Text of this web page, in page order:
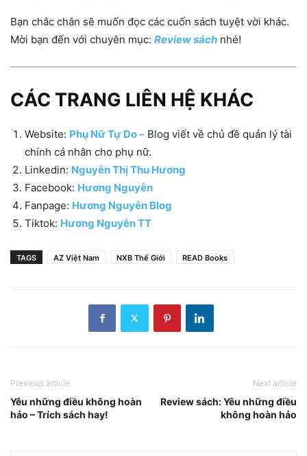
Bạn chắc chắn sẽ muốn đọc các cuốn sách tuyệt vời khác.
Mời bạn đến với chuyên mục: Review sách nhé!
CÁC TRANG LIÊN HỆ KHÁC
Website: Phụ Nữ Tự Do – Blog viết về chủ đề quản lý tài
chính cá nhân cho phụ nữ.
Linkedin: Nguyễn Thị Thu Hương
Facebook: Hương Nguyễn
Fanpage: Hương Nguyễn Blog
Tiktok: Hương Nguyễn TT
TAGS AZ Việt Nam NXB Thế Giới READ Books
Previous article
Yêu những điều không hoàn
hảo – Trích sách hay!
Next article
Review sách: Yêu những điều
không hoàn hảo